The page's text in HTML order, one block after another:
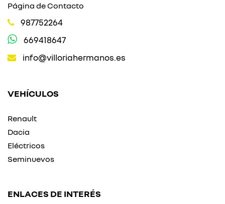
Página de Contacto
987752264
669418647
info@villoriahermanos.es
VEHÍCULOS
Renault
Dacia
Eléctricos
Seminuevos
ENLACES DE INTERÉS